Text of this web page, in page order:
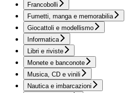
Francobolli
Fumetti, manga e memorabilia
Giocattoli e modellismo
Informatica
Libri e riviste
Monete e banconote
Musica, CD e vinili
Nautica e imbarcazioni